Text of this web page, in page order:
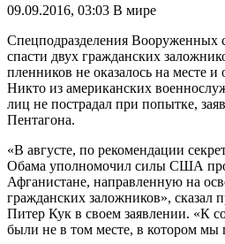
09.09.2016, 03:03 В мире
Спецподразделения
спасти двух гражданских
пленников не оказалось на месте и
Никто из американских
лиц не пострадал при попытке,
Пентагона.
«В августе, по рекомендации
Обама уполномочил силы США
Афганистане, направленную на
гражданских заложников», сказал
Питер Кук в своем заявлении. «К
были не в том месте, в котором мы